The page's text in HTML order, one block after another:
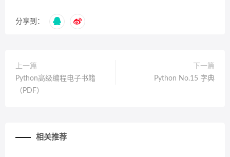
分享到：
上一篇
Python高级编程电子书籍
（PDF）
下一篇
Python No.15 字典
相关推荐